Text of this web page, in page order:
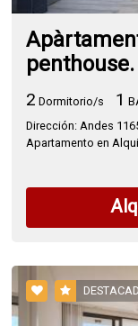
2 Dormitorio/s 1
Dirección: Andes
Apartamento en